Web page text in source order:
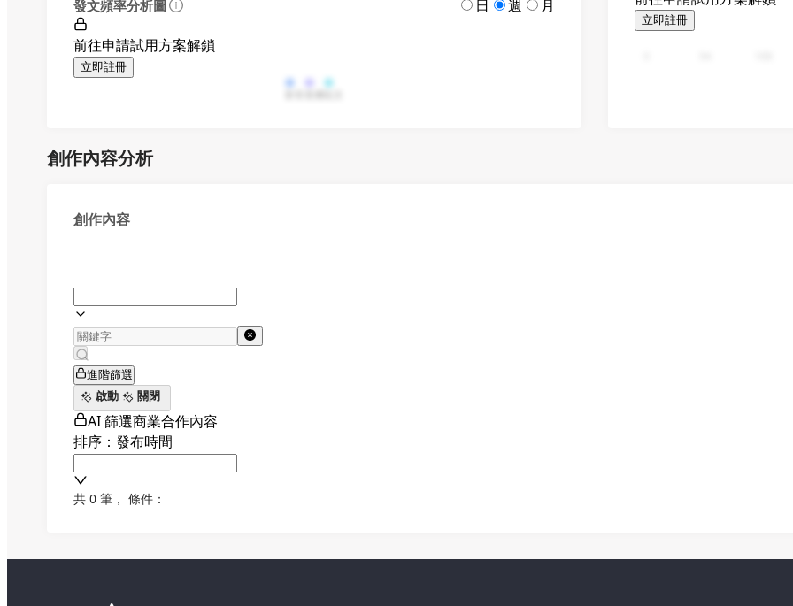
發文頻率分析圖 日 週 月
前往申請試用方案解鎖
立即註冊
立即註冊
創作內容分析
創作內容
進階篩選
啟動
關閉
AI 篩選商業合作內容
排序：發布時間
共 0 筆 ， 條件：